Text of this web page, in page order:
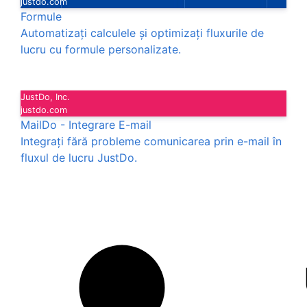
Formule
Automatizați calculele și optimizați fluxurile de
lucru cu formule personalizate.
JustDo, Inc.
justdo.com
MailDo - Integrare E-mail
Integrați fără probleme comunicarea prin e-mail în
fluxul de lucru JustDo.